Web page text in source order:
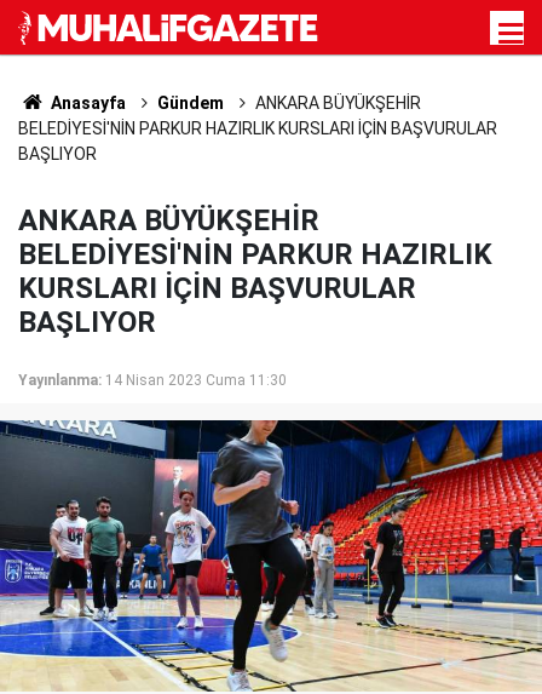
Anasayfa Gündem
ANKARA BÜYÜKŞEHİR
BELEDİYESİ'NİN PARKUR HAZIRLIK KURSLARI İÇİN BAŞVURULAR
BAŞLIYOR
ANKARA BÜYÜKŞEHİR
BELEDİYESİ'NİN PARKUR HAZIRLIK
KURSLARI İÇİN BAŞVURULAR
BAŞLIYOR
Yayınlanma: 14 Nisan 2023 Cuma 11:30